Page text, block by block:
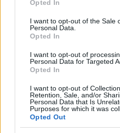
Please note that this website/app
services and may gather and
not limited to your visit or usage
grant or deny consent to Google
consent section.
Opted In
I want to opt-out of the Sale
Personal Data.
Opted In
I want to opt-out of
Personal Data for Targeted
Opted In
I want to opt-out of
Retention, Sale, and/or
Personal Data that Is
Purposes for which it was
Opted Out